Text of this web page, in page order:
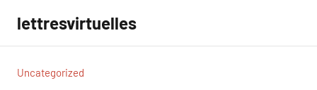
contenu
lettresvirtuelles
Uncategorized